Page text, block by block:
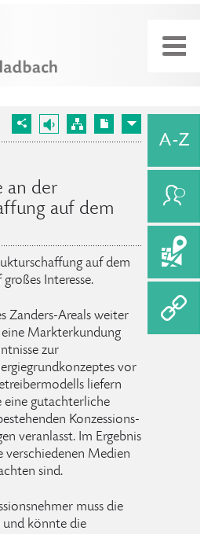
an der
auf dem
auf dem
Interesse.
Zanders-Areals weiter
Markterkundung
zur
vor
liefern
eine gutachterliche
Konzessions-
veranlasst. Im Ergebnis
verschiedenen Medien
sind.
muss die
und könnte die